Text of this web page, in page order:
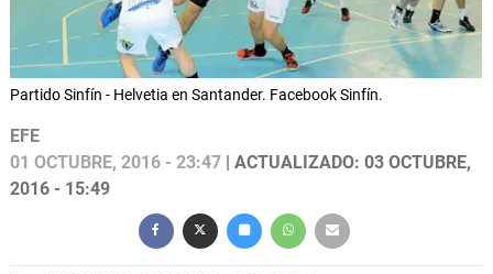
Partido Sinfín - Helvetia en Santander. Facebook Sinfín.
EFE
01 OCTUBRE, 2016 - 23:47 | ACTUALIZADO: 03 OCTUBRE,
2016 - 15:49